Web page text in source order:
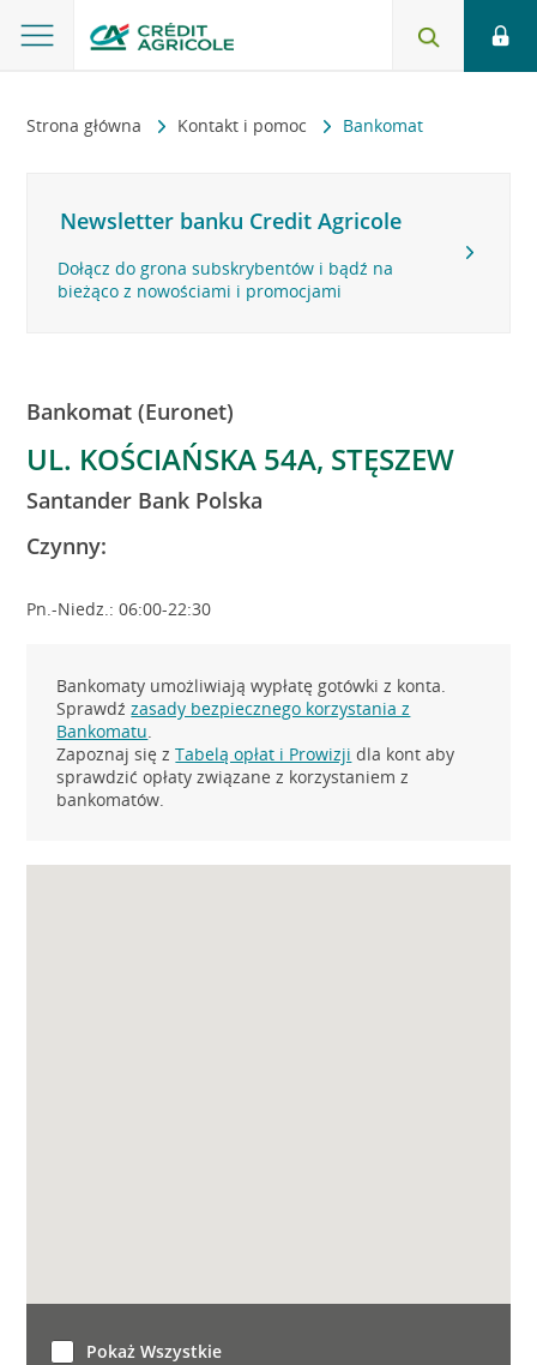
Strona główna Kontakt i pomoc Bankomat
Newsletter banku Credit Agricole
Dołącz do grona subskrybentów i bądź na
bieżąco z nowościami i promocjami
Bankomat (Euronet)
UL. KOŚCIAŃSKA 54A, STĘSZEW
Santander Bank Polska
Czynny:
Pn.-Niedz.: 06:00-22:30
Bankomaty umożliwiają wypłatę gotówki z konta.
Sprawdźzasady bezpiecznego korzystania z
Bankomatu.
Zapoznaj się zTabelą opłat i Prowizji dla kont aby
sprawdzić opłaty związane z korzystaniem z
bankomatów.
Pokaż Wszystkie